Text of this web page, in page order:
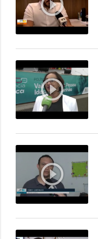
play_circle_outline
play_circle_outline